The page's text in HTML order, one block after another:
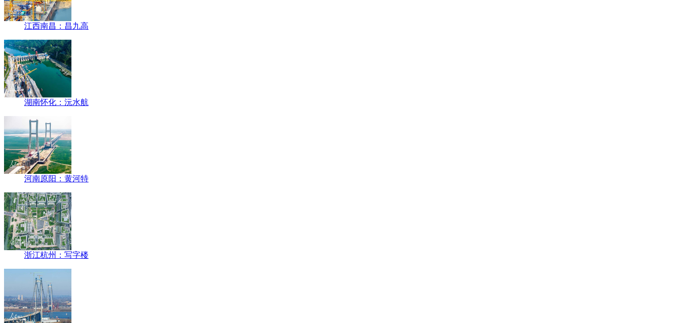
江西南昌：昌九高
湖南怀化：沅水航
河南原阳：黄河特
浙江杭州：写字楼